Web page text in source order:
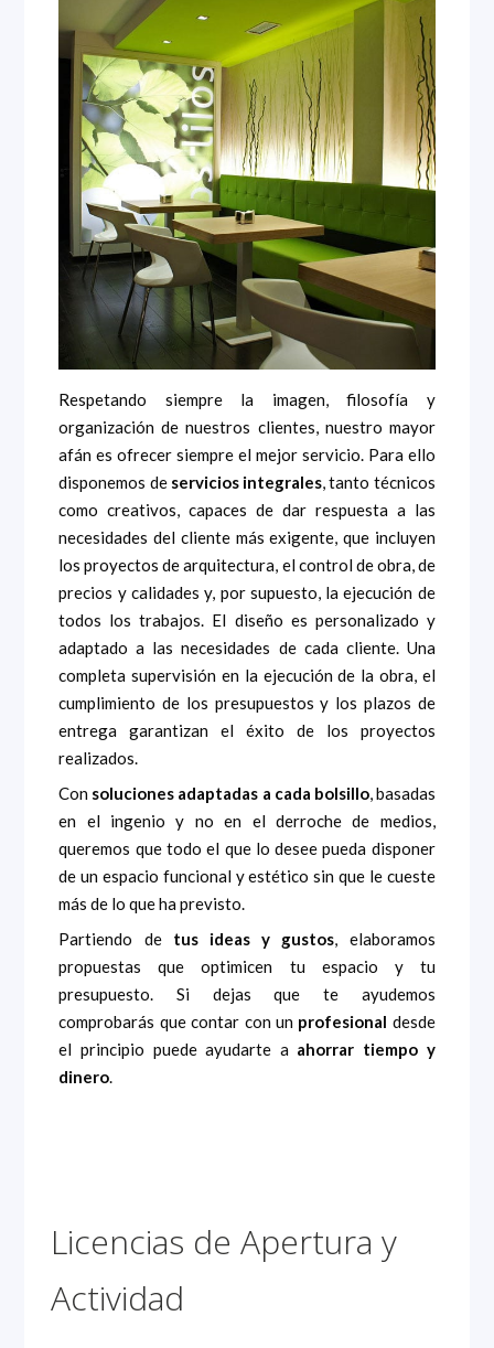
Respetando siempre la imagen, filosofía y
organización de nuestros clientes, nuestro mayor
afán es ofrecer siempre el mejor servicio. Para ello
disponemos de servicios integrales, tanto técnicos
como creativos, capaces de dar respuesta a las
necesidades del cliente más exigente, que incluyen
los proyectos de arquitectura, el control de obra, de
precios y calidades y, por supuesto, la ejecución de
todos los trabajos. El diseño es personalizado y
adaptado a las necesidades de cada cliente. Una
completa supervisión en la ejecución de la obra, el
cumplimiento de los presupuestos y los plazos de
entrega garantizan el éxito de los proyectos
realizados.
Con soluciones adaptadas a cada bolsillo, basadas
en el ingenio y no en el derroche de medios,
queremos que todo el que lo desee pueda disponer
de un espacio funcional y estético sin que le cueste
más de lo que ha previsto.
Partiendo detus ideas y gustos, elaboramos
propuestas que optimicen tu espacio y tu
presupuesto. Si dejas que te ayudemos
comprobarás que contar con un profesional desde
el principio puede ayudarte a ahorrar tiempo y
dinero.
Licencias de Apertura y
Actividad